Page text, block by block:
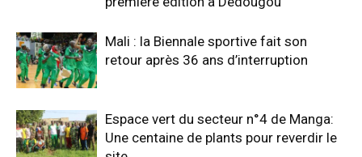
Mali : la Biennale sportive fait son
retour après 36 ans d’interruption
Espace vert du secteur n°4 de Manga:
Une centaine de plants pour reverdir le